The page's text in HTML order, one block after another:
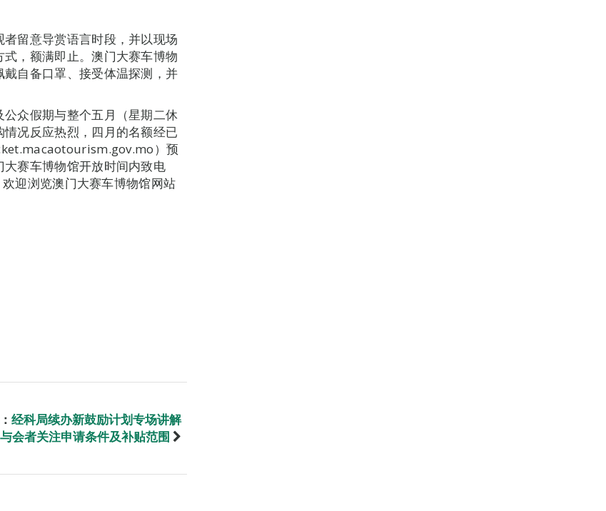
留意导赏语言时段，并以现场
，额满即止。澳门大赛车博物
自备口罩、接受体温探测，并
众假期与整个五月（星期二休
况反应热烈，四月的名额经已
）预
赛车博物馆开放时间内致电
迎浏览澳门大赛车博物馆网站
经科局续办新鼓励计划专场讲解
会者关注申请条件及补贴范围